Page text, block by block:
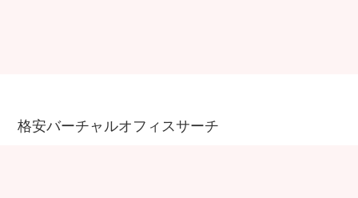
格安バーチャルオフィスサーチ